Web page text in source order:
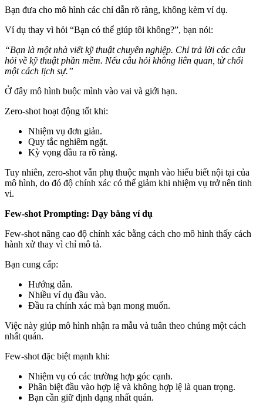
Bạn đưa cho mô hình các chỉ dẫn rõ ràng, không kèm ví dụ.
Ví dụ thay vì hỏi “Bạn có thể giúp tôi không?”, bạn nói:
“Bạn là một nhà viết kỹ thuật chuyên nghiệp. Chỉ trả lời các câu
hỏi về kỹ thuật phần mềm. Nếu câu hỏi không liên quan, từ chối
một cách lịch sự.”
Ở đây mô hình buộc mình vào vai và giới hạn.
Zero-shot hoạt động tốt khi:
Nhiệm vụ đơn giản.
Quy tắc nghiêm ngặt.
Kỳ vọng đầu ra rõ ràng.
Tuy nhiên, zero-shot vẫn phụ thuộc mạnh vào hiểu biết nội tại của
mô hình, do đó độ chính xác có thể giảm khi nhiệm vụ trở nên tinh
vi.
Few-shot Prompting: Dạy bằng ví dụ
Few-shot nâng cao độ chính xác bằng cách cho mô hình thấy cách
hành xử thay vì chỉ mô tả.
Bạn cung cấp:
Hướng dẫn.
Nhiều ví dụ đầu vào.
Đầu ra chính xác mà bạn mong muốn.
Việc này giúp mô hình nhận ra mẫu và tuân theo chúng một cách
nhất quán.
Few-shot đặc biệt mạnh khi:
Nhiệm vụ có các trường hợp góc cạnh.
Phân biệt đầu vào hợp lệ và không hợp lệ là quan trọng.
Bạn cần giữ định dạng nhất quán.